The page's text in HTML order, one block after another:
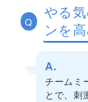
Q
やる
ンを
A.
チームミ
とで、刺